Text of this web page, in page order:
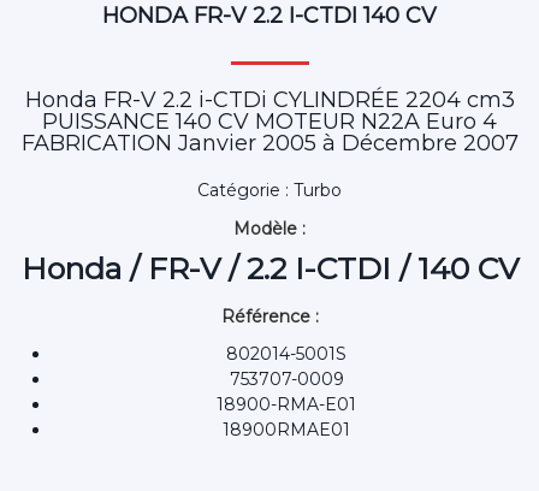
HONDA FR-V 2.2 I-CTDI 140 CV
Honda FR-V 2.2 i-CTDi CYLINDRÉE 2204 cm3
PUISSANCE 140 CV MOTEUR N22A Euro 4
FABRICATION Janvier 2005 à Décembre 2007
Catégorie : Turbo
Modèle :
Honda / FR-V / 2.2 I-CTDI / 140 CV
Référence :
802014-5001S
753707-0009
18900-RMA-E01
18900RMAE01